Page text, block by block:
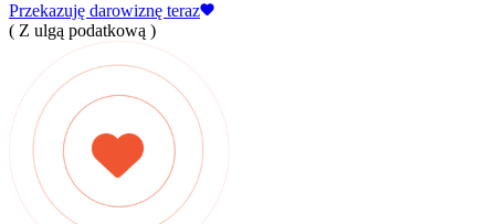
Przekazuję darowiznę teraz
( Z ulgą podatkową )